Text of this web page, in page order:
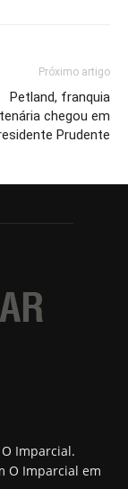
Próximo artigo
Petland, franquia
chegou em
Prudente
Imparcial.
O Imparcial em